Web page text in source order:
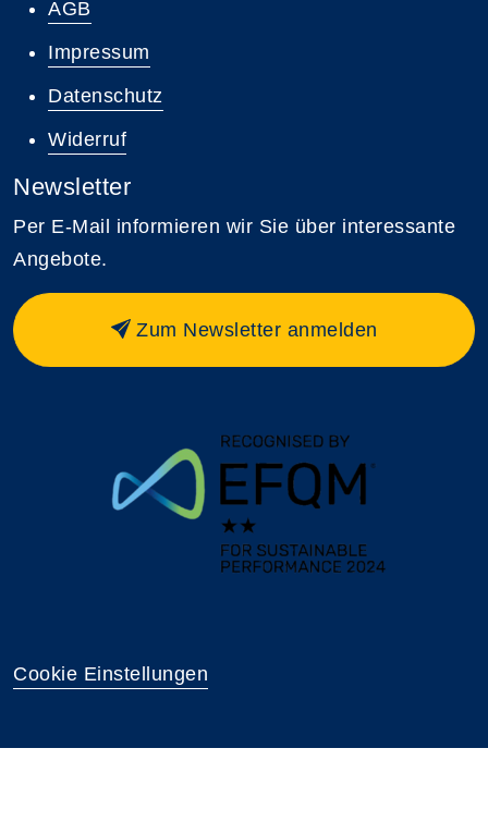
AGB
Impressum
Datenschutz
Widerruf
Newsletter
Per E-Mail informieren wir Sie über interessante
Angebote.
Zum Newsletter anmelden
Cookie Einstellungen